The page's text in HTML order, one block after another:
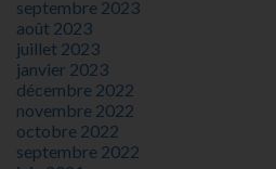
septembre 2023
août 2023
juillet 2023
janvier 2023
décembre 2022
novembre 2022
octobre 2022
septembre 2022